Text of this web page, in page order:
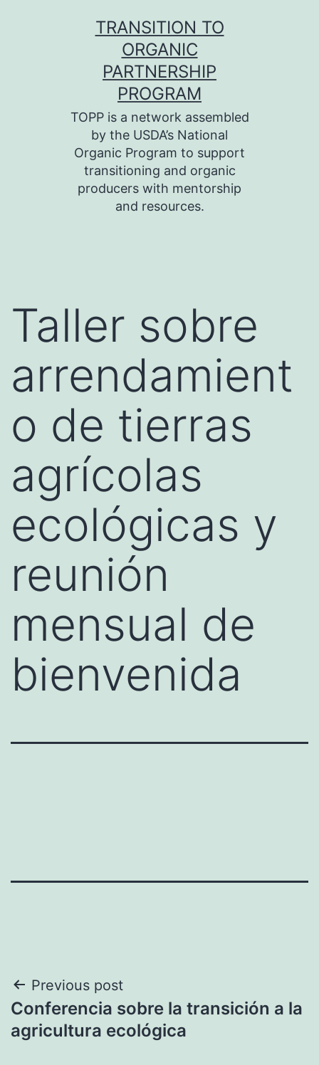
TRANSITION TO
ORGANIC
PARTNERSHIP
PROGRAM
TOPP is a network assembled
by the USDA’s National
Organic Program to support
transitioning and organic
producers with mentorship
and resources.
Taller sobre
arrendamient
o de tierras
agrícolas
ecológicas y
reunión
mensual de
bienvenida
Navegación
de
Previous post
Conferencia sobre la transición a la
agricultura ecológica